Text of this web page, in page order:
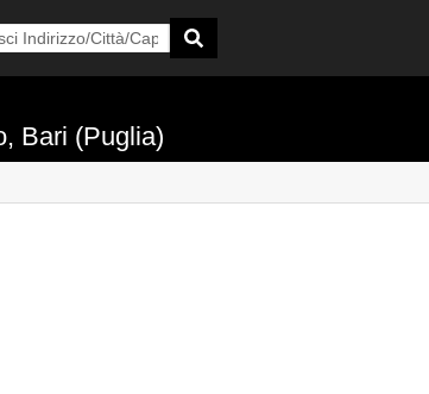
Bari (Puglia)